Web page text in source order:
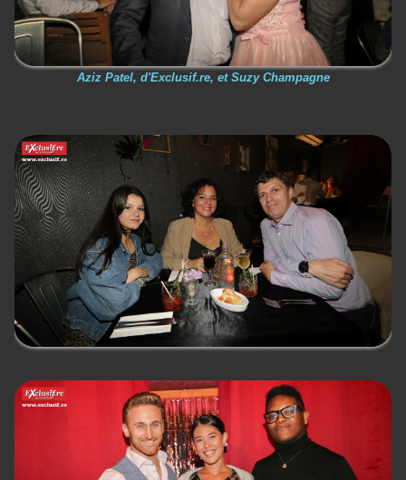
Aziz Patel, d'Exclusif.re, et Suzy Champagne